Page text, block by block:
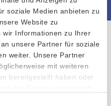
soziale Medien anbieten zu
Website zu
wir Informationen zu Ihrer
unsere Partner für soziale
weiter. Unsere Partner
mit weiteren
bereitgestellt haben oder
mit